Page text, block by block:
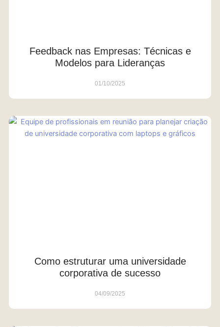
Feedback nas Empresas: Técnicas e
Modelos para Lideranças
01/10/2025
Como estruturar uma universidade
corporativa de sucesso
04/09/2025